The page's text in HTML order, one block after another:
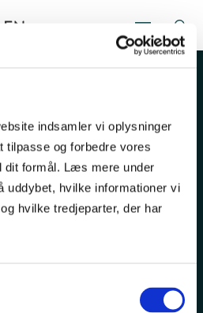
indsamler vi oplysninger
tilpasse og forbedre vores
dit formål. Læs mere under
uddybet, hvilke informationer vi
hvilke tredjeparter, der har